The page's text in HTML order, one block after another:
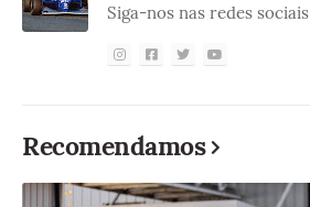
Siga-nos nas redes sociais
Recomendamos